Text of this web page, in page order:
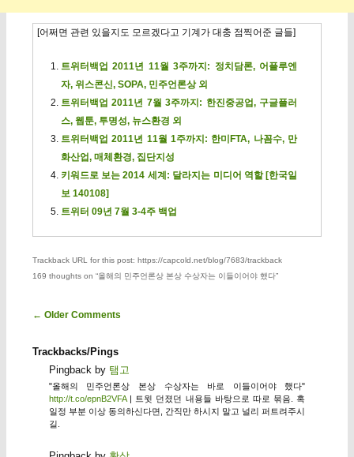
[어쩌면 관련 있을지도 모르겠다고 기계가 대충 점찍어준 글들]
트위터백업 2011년 11월 3주까지: 정치담론, 어플루엔
자, 위스콘신, SOPA, 민주언론상 외
트위터백업 2011년 7월 3주까지: 한진중공업, 구글플러
스, 웹툰, 투명성, 뉴스환경 외
트위터백업 2011년 11월 1주까지: 한미FTA, 나꼼수, 만
화산업, 매체환경, 집단지성
키워드로 보는 2014 세계: 달라지는 미디어 역할 [한국일
보 140108]
트위터 09년 7월 3-4주 백업
Trackback URL for this post: https://capcold.net/blog/7683/trackback
169 thoughts on “올해의 민주언론상 본상 수상자는 이들이어야 했다”
Comment navigation
← Older Comments
Trackbacks/Pings
Pingback by 탬고
"올해의 민주언론상 본상 수상자는 바로 이들이어야 했다"
http://t.co/epnB2VFA| 트윗 던졌던 내용들 바탕으로 따로 묶음. 혹
일정 부분 이상 동의하신다면, 간직만 하시지 말고 널리 퍼트려주시
길.